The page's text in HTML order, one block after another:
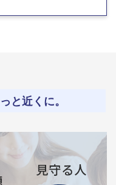
と近くに。